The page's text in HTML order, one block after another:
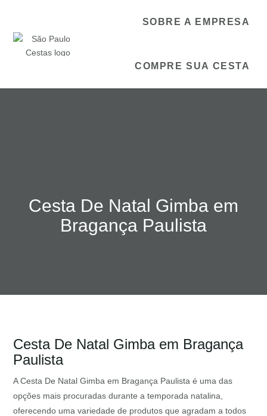
SOBRE A EMPRESA
COMPRE SUA CESTA
Cesta De Natal Gimba em
Bragança Paulista
Cesta De Natal Gimba em Bragança
Paulista
A Cesta De Natal Gimba em Bragança Paulista é uma das
opções mais procuradas durante a temporada natalina,
oferecendo uma variedade de produtos que agradam a todos